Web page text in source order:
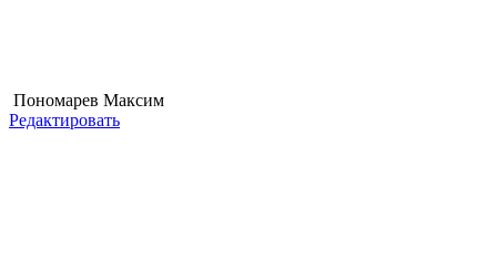
Пономарев Максим
Редактировать